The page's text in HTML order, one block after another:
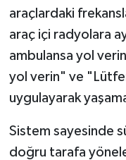
araçlardaki
araç içi radyolara
ambulansa yol
yol verin" ve
uygulayarak
Sistem sayesinde
doğru tarafa